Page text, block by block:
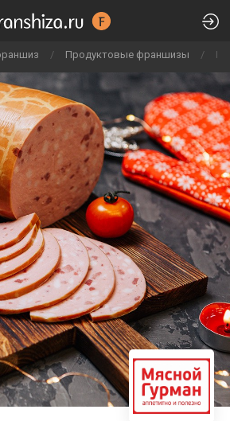
/ Продуктовые франшизы /